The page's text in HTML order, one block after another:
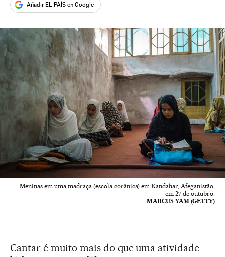
Añadir EL PAÍS en Google
Meninas em uma madraça (escola corânica) em Kandahar, Afeganistão,
em 27 de outubro.
MARCUS YAM (GETTY)
Cantar é muito mais do que uma atividade